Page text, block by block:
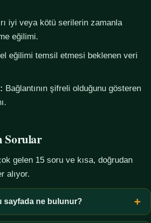
iyi veya kötü serilerin zamanla
eğilimi.
eğilimi temsil etmesi beklenen veri
Bağlantının şifreli olduğunu gösteren
Sorular
gelen 15 soru ve kısa, doğrudan
alıyor.
sayfada ne bulunur?
kavramsal bilgi, terim açıklamaları, veri